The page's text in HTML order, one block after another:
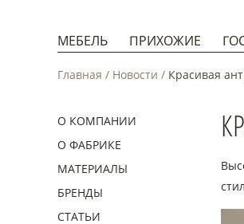
МЕБЕЛЬ ПРИХОЖИЕ
Главная / Новости / Красивая
О КОМПАНИИ
О ФАБРИКЕ
МАТЕРИАЛЫ
БРЕНДЫ
СТАТЬИ